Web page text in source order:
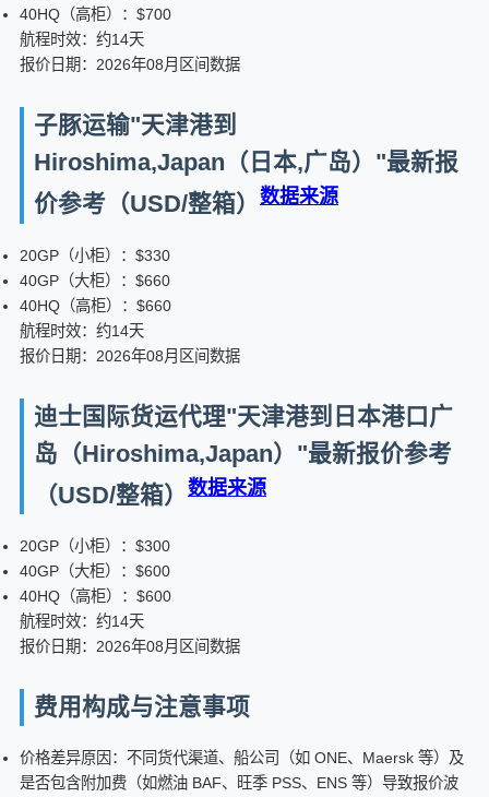
40HQ（高柜）：$700
航程时效：约14天
报价日期：2026年08月区间数据
子豚运输"天津港到
Hiroshima,Japan（日本,广岛）"最新报
价参考（USD/整箱）
数据来源
20GP（小柜）：$330
40GP（大柜）：$660
40HQ（高柜）：$660
航程时效：约14天
报价日期：2026年08月区间数据
迪士国际货运代理"天津港到日本港口广
岛（Hiroshima,Japan）"最新报价参考
（USD/整箱）
数据来源
20GP（小柜）：$300
40GP（大柜）：$600
40HQ（高柜）：$600
航程时效：约14天
报价日期：2026年08月区间数据
费用构成与注意事项
价格差异原因：不同货代渠道、船公司（如 ONE、Maersk 等）及
是否包含附加费（如燃油 BAF、旺季 PSS、ENS 等）导致报价波